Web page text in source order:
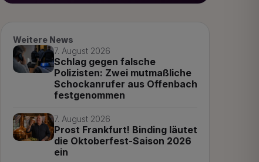
Weitere News
7. August 2026
Schlag gegen falsche
Polizisten: Zwei mutmaßliche
Schockanrufer aus Offenbach
festgenommen
7. August 2026
Prost Frankfurt! Binding läutet
die Oktoberfest-Saison 2026
ein